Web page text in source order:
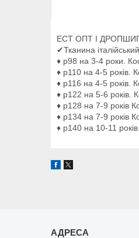
ЕСТ ОПТ І
✔Тканина
♦ р98 на 3-4 роки.
♦ р110 на 4-5 років.
♦ р116 на 4-5 років.
♦ р122 на 5-6 років.
♦ р128 на 7-9 років
♦ р134 на 7-9 років
♦ р140 на 10-11